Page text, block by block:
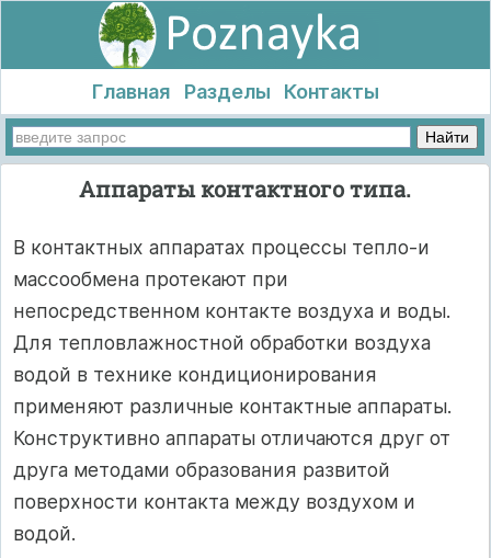
Главная Разделы Контакты
Аппараты контактного типа.
В контактных аппаратах процессы тепло-и
массообмена протекают при
непосредственном контакте воздуха и воды.
Для тепловлажностной обработки воздуха
водой в технике кондиционирования
применяют различные контактные аппараты.
Конструктивно аппараты отличаются друг от
друга методами образования развитой
поверхности контакта между воздухом и
водой.